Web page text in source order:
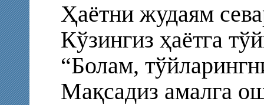
Ҳаётни жудаям
Кўзингиз ҳаётга
“Болам,
Мақсадиз амалга